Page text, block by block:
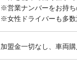
※営業ナンバーをお持ち
※女性ドライバーも多数
加盟金一切なし、車両